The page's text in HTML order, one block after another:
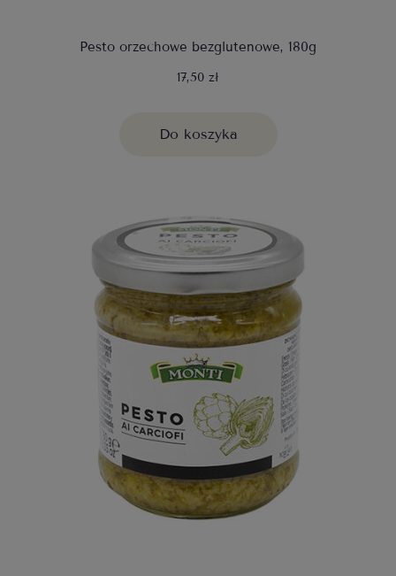
Pesto orzechowe bezglutenowe, 180g
17,50 zł
Do koszyka